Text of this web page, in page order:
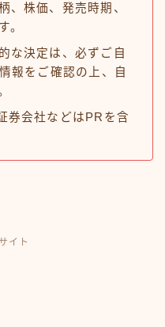
、株価、発売時期、
。
な決定は、必ずご自
報をご確認の上、自
券会社などはPRを含
イト